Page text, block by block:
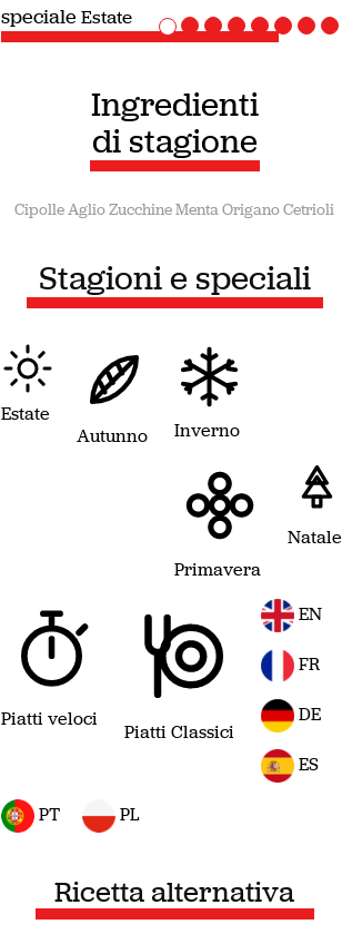
speciale Ricette Vegane
Ingredienti
di stagione
CipolleAglioZucchineMentaOriganoCetrioli
Stagioni e speciali
Estate
Autunno
Inverno
Primavera
Natale
Piatti veloci
Piatti Classici
EN
FR
DE
ES
PT PL
Ricetta alternativa